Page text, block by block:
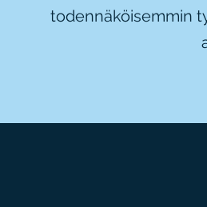
todennäköisemmin